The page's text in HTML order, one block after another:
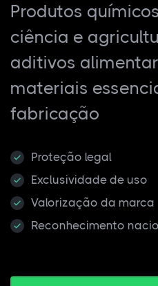
Produtos
ciência e
aditivos
materiais
fabricação
Proteção legal
Exclusividade de uso
Valorização da marca
Reconhecimento